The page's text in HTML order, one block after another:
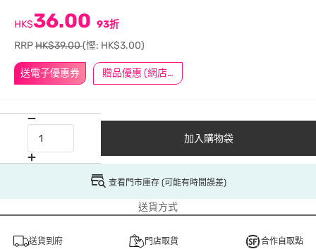
送電子優惠券 贈品優惠 (網店限定)
HK$36.00 93折
RRPHK$39.00(慳: HK$3.00)
加入購物袋
查看門市庫存 (可能有時間誤差)
送貨方式
送貨到府 門店取貨 合作自取點